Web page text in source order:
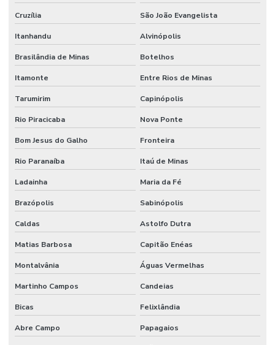
Cruzília São João Evangelista
Itanhandu Alvinópolis
Brasilândia de Minas Botelhos
Itamonte Entre Rios de Minas
Tarumirim Capinópolis
Rio Piracicaba Nova Ponte
Bom Jesus do Galho Fronteira
Rio Paranaíba Itaú de Minas
Ladainha Maria da Fé
Brazópolis Sabinópolis
Caldas Astolfo Dutra
Matias Barbosa Capitão Enéas
Montalvânia Águas Vermelhas
Martinho Campos Candeias
Bicas Felixlândia
Abre Campo Papagaios